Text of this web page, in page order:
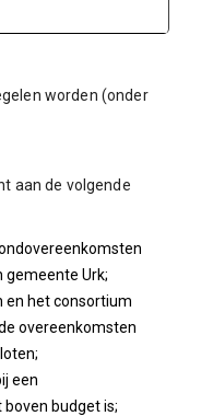
worden (onder
aan de volgende
gemeente Urk;
en het consortium
overeenkomsten
een
budget is;